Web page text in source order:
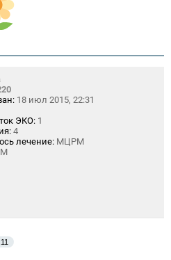
18 июл 2015, 22:31
ЭКО: 1
4
лечение: МЦРМ